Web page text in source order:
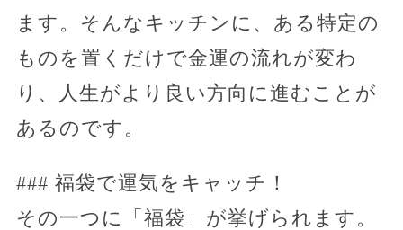
ます。そんなキッチンに、ある特定の
ものを置くだけで金運の流れが変わ
り、人生がより良い方向に進むことが
あるのです。
### 福袋で運気をキャッチ！
その一つに「福袋」が挙げられます。